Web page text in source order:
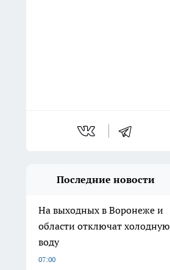
Последние новости
На выходных в Воронеже и
области отключат холодную
воду
07:00